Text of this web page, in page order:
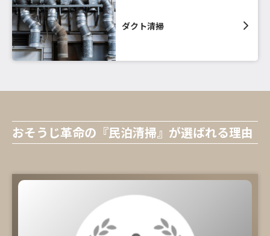
ダクト清掃
おそうじ革命の『民泊清掃』が選ばれる理由